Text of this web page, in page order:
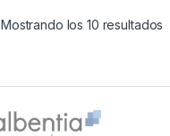
Mostrando los 10 resultados